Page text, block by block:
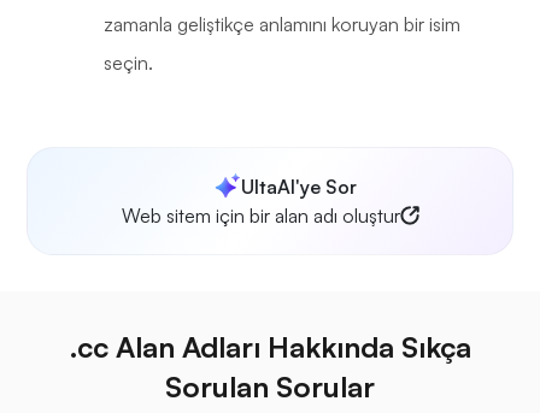
zamanla geliştikçe anlamını koruyan bir isim
seçin.
UltaAI'ye Sor
Web sitem için bir alan adı oluştur
.cc Alan Adları Hakkında Sıkça
Sorulan Sorular